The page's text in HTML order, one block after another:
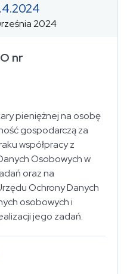
informacji
Danych Osobowych
2024
nr
pieniężnej na osobę
gospodarczą za
współpracy z
Osobowych w
oraz na
Ochrony Danych
osobowych i
jego zadań.